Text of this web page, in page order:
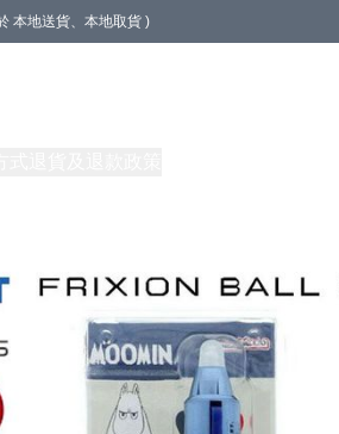
本地送貨、本地取貨 )